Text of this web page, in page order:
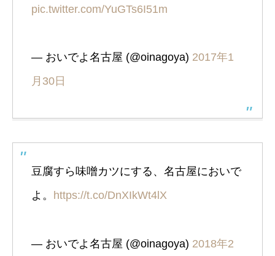
pic.twitter.com/YuGTs6I51m
— おいでよ名古屋 (@oinagoya) 2017年1
月30日
豆腐すら味噌カツにする、名古屋においで
よ。
https://t.co/DnXIkWt4lX
— おいでよ名古屋 (@oinagoya) 2018年2